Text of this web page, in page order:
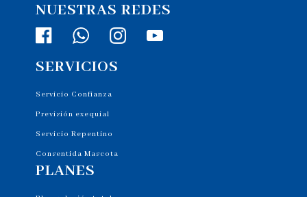
NUESTRAS REDES
SERVICIOS
Servicio Confianza
Previsión exequial
Servicio Repentino
Consentida Mascota
PLANES